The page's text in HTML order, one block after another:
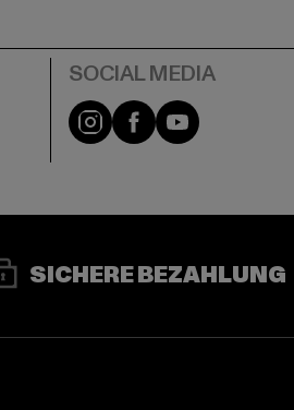
Instagram
FacebookYouTube
SICHERE BEZAHLUNG